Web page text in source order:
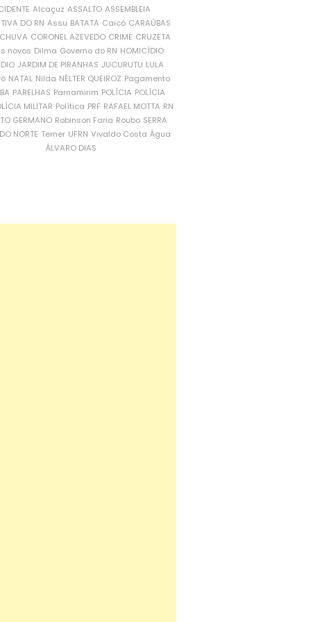
Alcaçuz ASSALTO ASSEMBLEIA
DO RN Assu BATATA Caicó CARAÚBAS
CORONEL AZEVEDO CRIME CRUZETA
novos Dilma Governo do RN HOMICÍDIO
JARDIM DE PIRANHAS JUCURUTU LULA
NATAL Nilda NÉLTER QUEIROZ Pagamento
PARELHAS Parnamirim POLÍCIA POLÍCIA
MILITAR Política PRF RAFAEL MOTTA RN
GERMANO Robinson Faria Roubo SERRA
NORTE Temer UFRN Vivaldo Costa Água
ÁLVARO DIAS